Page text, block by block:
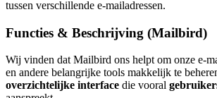
tussen verschillende e-mailadressen.
Functies & Beschrijving (Mailbird)
Wij vinden dat Mailbird ons helpt om onze e-
en andere belangrijke tools makkelijk te
overzichtelijke interface die vooral